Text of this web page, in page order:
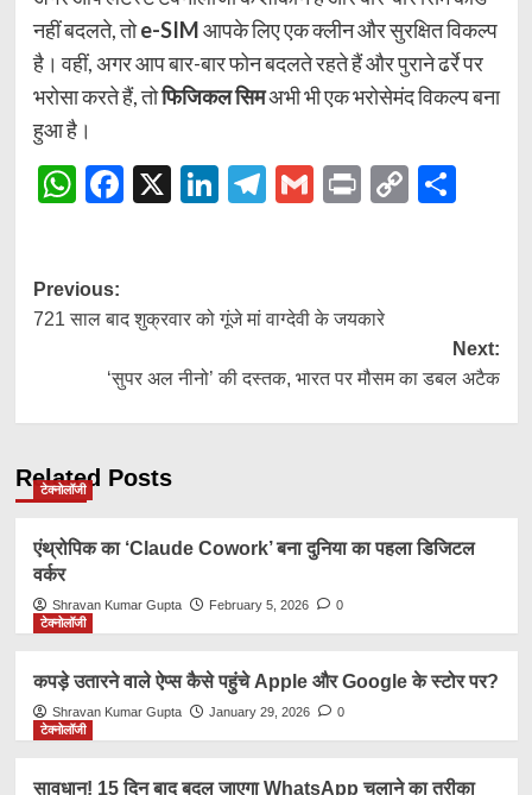
नहीं बदलते, तोe-SIMआपके लिए एक क्लीन और सुरक्षित विकल्प
है। वहीं, अगर आप बार-बार फोन बदलते रहते हैं और पुराने ढर्रे पर
भरोसा करते हैं, तोफिजिकल सिमअभी भी एक भरोसेमंद विकल्प बना
हुआ है।
WhatsApp
Facebook
X LinkedIn
Telegram
Gmail
Print
Copy
Post
navigation
Previous:
721 साल बाद शुक्रवार को गूंजे मां वाग्देवी के जयकारे
Next:
‘सुपर अल नीनो’ की दस्तक, भारत पर मौसम का डबल अटैक
Related Posts
टेक्नोलॉजी
एंथ्रोपिक का ‘Claude Cowork’ बना दुनिया का पहला डिजिटल
वर्कर
Shravan Kumar Gupta February 5, 2026
0
टेक्नोलॉजी
कपड़े उतारने वाले ऐप्स कैसे पहुंचे Apple और Google के स्टोर पर?
Shravan Kumar Gupta January 29, 2026
0
टेक्नोलॉजी
सावधान! 15 दिन बाद बदल जाएगा WhatsApp चलाने का तरीका